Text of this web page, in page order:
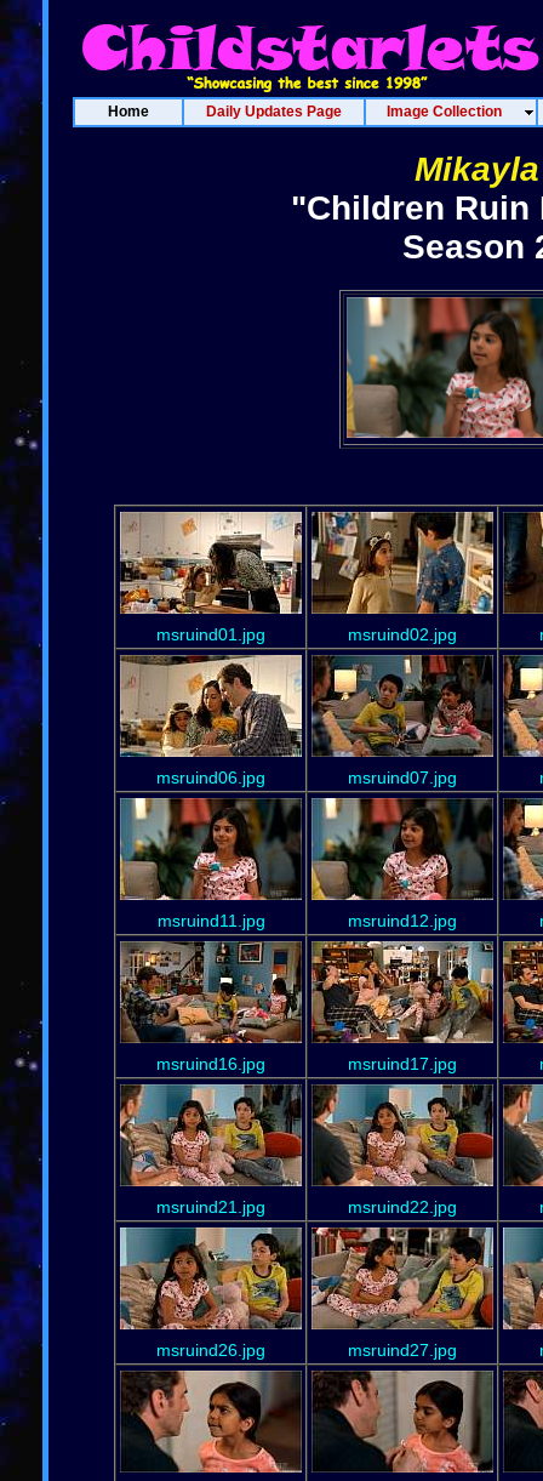
Home Daily Updates Page Image Collection
"Children Ruin
Season
msruind01.jpg msruind02.jpg
msruind06.jpg msruind07.jpg
msruind11.jpg msruind12.jpg
msruind16.jpg msruind17.jpg
msruind21.jpg msruind22.jpg
msruind26.jpg msruind27.jpg